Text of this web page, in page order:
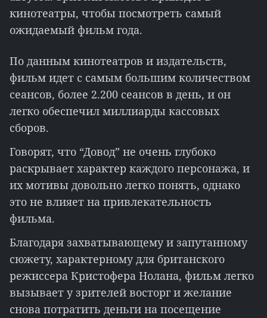
кинотеатры, чтобы посмотреть самый
ожидаемый фильм года.
По данным кинотеатров и издательств,
фильм идет с самым большим количеством
сеансов, более 2.200 сеансов в день, и он
легко обеспечил миллиарды кассовых
сборов.
Говорят, что “Довод” не очень глубоко
раскрывает характер каждого персонажа, и
их мотивы довольно легко понять, однако
это не влияет на привлекательность
фильма.
Благодаря захватывающему и запутанному
сюжету, характерному для британского
режиссера Кристофера Нолана, фильм легко
вызывает у зрителей восторг и желание
снова потратить деньги на посещение